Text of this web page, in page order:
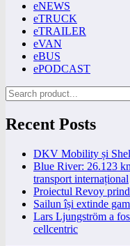
eNEWS
eTRUCK
eTRAILER
eVAN
eBUS
ePODCAST
Recent Posts
DKV Mobility și
Blue River: 26.123
transport internațional
Proiectul Revoy
Sailun își extinde
Lars Ljungström a
cellcentric